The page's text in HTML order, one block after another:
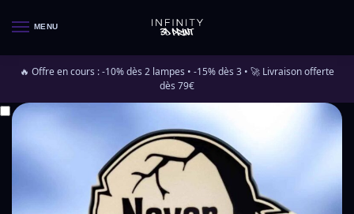
MENU
🔥 Offre en cours : -10% dès 2 lampes • -15% dès 3 • 🚀 Livraison offerte
dès 79€